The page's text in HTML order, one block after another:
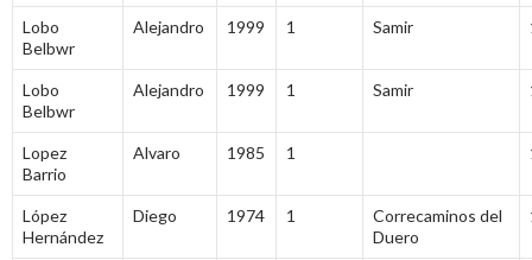
Lobo
Belbwr
Alejandro 1999 1 Samir
Lobo
Belbwr
Alejandro 1999 1 Samir
Lopez
Barrio
Alvaro 1985 1
López
Hernández
Diego 1974 1
Correcaminos del
Duero